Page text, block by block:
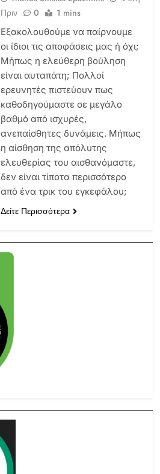
Πριν
0 1 mins
Εξακολουθούμε να παίρνουμε
οι ίδιοι τις αποφάσεις μας ή όχι;
Μήπως η ελεύθερη βούληση
είναι αυταπάτη; Πολλοί
ερευνητές πιστεύουν πως
καθοδηγούμαστε σε μεγάλο
βαθμό από ισχυρές,
ανεπαίσθητες δυνάμεις. Μήπως
η αίσθηση της απόλυτης
ελευθερίας του αισθανόμαστε,
δεν είναι τίποτα περισσότερο
από ένα τρικ του εγκεφάλου;
Δείτε Περισσότερα